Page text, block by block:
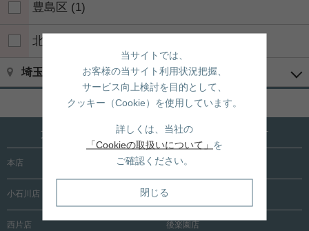
豊島区 (1)
北区
埼玉県の市区郡(居住用(売買))
ページトップへ戻る
文京区内に15店舗！売買も賃貸も全店で承ります
本店 根津店
小石川店 春日町店
西片店 後楽園店
当サイトでは、
お客様の当サイト利用状況把握、
サービス向上検討を目的として、
クッキー（Cookie）を使用しています。
詳しくは、当社の
「Cookieの取扱いについて」 を
ご確認ください。
閉じる